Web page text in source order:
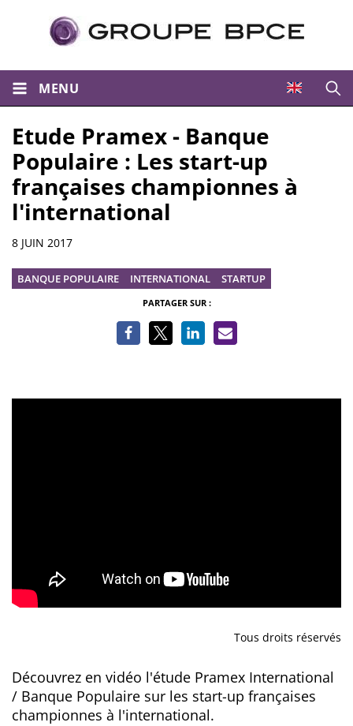
MENU
Etude Pramex - Banque
Populaire : Les start-up
françaises championnes à
l'international
Informations
8 JUIN 2017
BANQUE POPULAIRE INTERNATIONAL STARTUP
PARTAGER SUR :
Tous droits réservés
Découvrez en vidéo l'étude Pramex International
/ Banque Populaire sur les start-up françaises
championnes à l'international.